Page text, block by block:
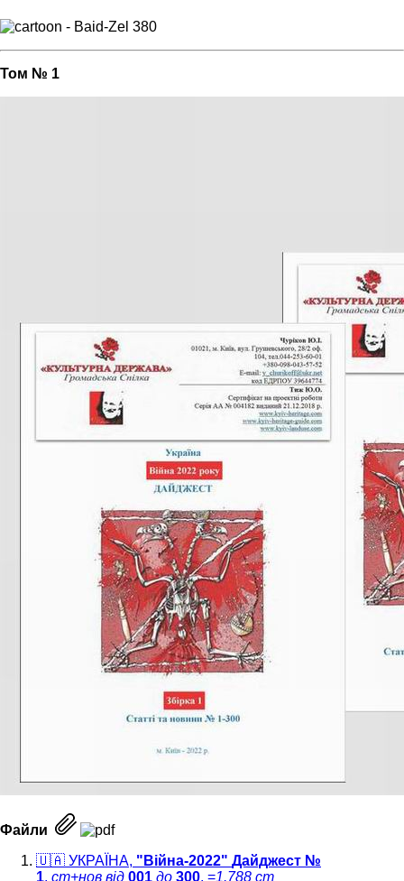
Том № 1
Файли
🇺🇦 УКРАЇНА, "Війна-2022" Дайджест №
1. ст+нов від 001 до 300, =1.788 ст